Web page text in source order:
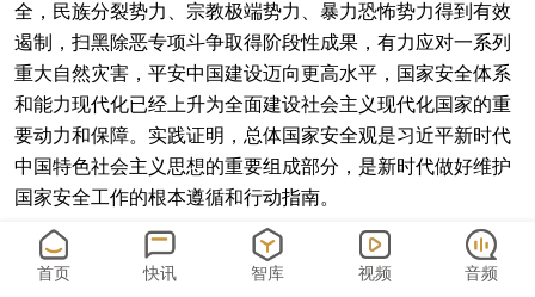
全，民族分裂势力、宗教极端势力、暴力恐怖势力得到有效
遏制，扫黑除恶专项斗争取得阶段性成果，有力应对一系列
重大自然灾害，平安中国建设迈向更高水平，国家安全体系
和能力现代化已经上升为全面建设社会主义现代化国家的重
要动力和保障。实践证明，总体国家安全观是习近平新时代
中国特色社会主义思想的重要组成部分，是新时代做好维护
国家安全工作的根本遵循和行动指南。
迈上新的征程，我国发展站在新的历史起点上，国家安
全内涵和外延比历史上任何时候都要丰富，时空领域比任何
首页 快讯 智库 视频 音频